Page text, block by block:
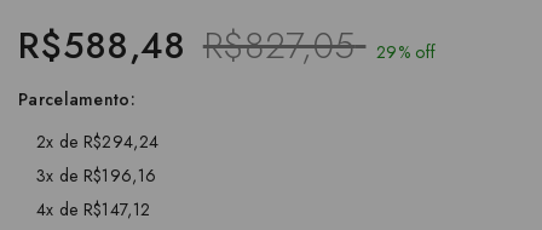
R$588,48 R$827,05 29% off
Parcelamento:
2x de R$294,24
3x de R$196,16
4x de R$147,12